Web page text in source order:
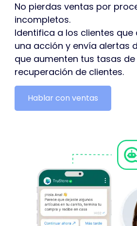
No pierdas ventas por
incompletos.
Identifica a los clientes
una acción y envía alertas
que aumenten tus tasas
recuperación de clientes.
Hablar con ventas